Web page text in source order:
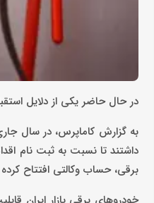
در حال حاضر یکی از دلایل
برقی، حساب وکالتی افتتاح کرده اند که از این تعداد بیش